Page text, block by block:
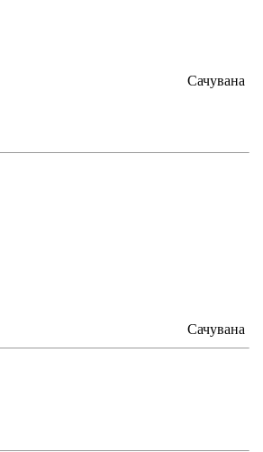
Сачувана
Сачувана